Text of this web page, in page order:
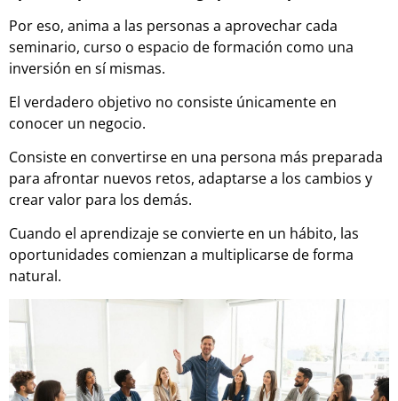
Por eso, anima a las personas a aprovechar cada
seminario, curso o espacio de formación como una
inversión en sí mismas.
El verdadero objetivo no consiste únicamente en
conocer un negocio.
Consiste en convertirse en una persona más preparada
para afrontar nuevos retos, adaptarse a los cambios y
crear valor para los demás.
Cuando el aprendizaje se convierte en un hábito, las
oportunidades comienzan a multiplicarse de forma
natural.